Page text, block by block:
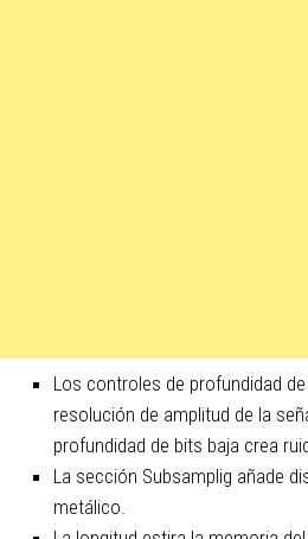
Los controles de profundidad
resolución de amplitud de la
profundidad de bits baja crea
La sección Subsamplig añade
metálico.